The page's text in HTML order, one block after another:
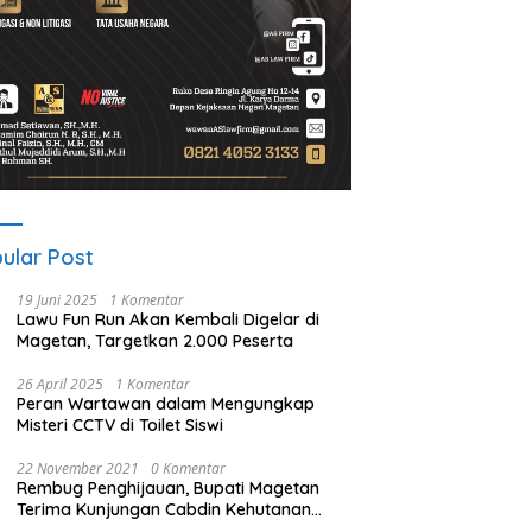
Post
19 Juni 2025 1 Komentar
Lawu Fun Run Akan Kembali Digelar di
Magetan, Targetkan 2.000 Peserta
26 April 2025 1 Komentar
Peran Wartawan dalam Mengungkap
Misteri CCTV di Toilet Siswi
22 November 2021 0 Komentar
Rembug Penghijauan, Bupati Magetan
Terima Kunjungan Cabdin Kehutanan